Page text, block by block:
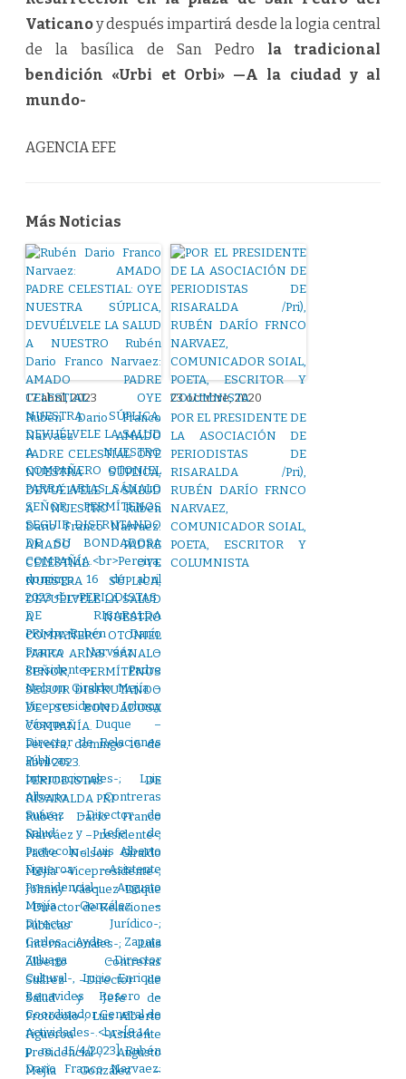
Vaticanoy después impartirá desde la logia central
de la basílica de San Pedro la tradicional
bendición «Urbi et Orbi» —A la ciudad y al
mundo-
AGENCIA EFE
Más Noticias
17 abril, 2023
Rubén Dario Franco
Narvaez: AMADO
PADRE CELESTIAL: OYE
NUESTRA SÚPLICA,
DEVUÉLVELE LA SALUD
A NUESTRO Rubén
Dario Franco Narvaez:
AMADO PADRE
CELESTIAL: OYE
NUESTRA SÚPLICA,
DEVUÉLVELE LA SALUD
A NUESTRO
COMPAÑERO OTONIEL
PARRA ARIAS. SÁNALO
SEÑOR, PERMÍTENOS
SEGUIR DISFRUTANDO
DE SU BONDADOSA
COMPAÑÍA.
Pereira, domingo 16 de
abril 2023.
PERIODISTAS DE
RISARALDA PRI
Rubén Darío Franco
Narváez –Presidente-;
Padre Nelson Giraldo
Mejía –Vicepresidente-;
Johnny Vásquez Duque
–Director de Relaciones
Públicas
Internacionales-; Luis
Alberto Contreras
Suárez –Director de
Salud y Jefe de
Protocolo-; Luis Alberto
Figueroa –Asistente
Presidencial-; Augusto
Mejía González –
23 octubre, 2020
POR EL PRESIDENTE DE
LA ASOCIACIÓN DE
PERIODISTAS DE
RISARALDA /Pri),
RUBÉN DARÍO FRNCO
NARVAEZ,
COMUNICADOR SOIAL,
POETA, ESCRITOR Y
COLUMNISTA